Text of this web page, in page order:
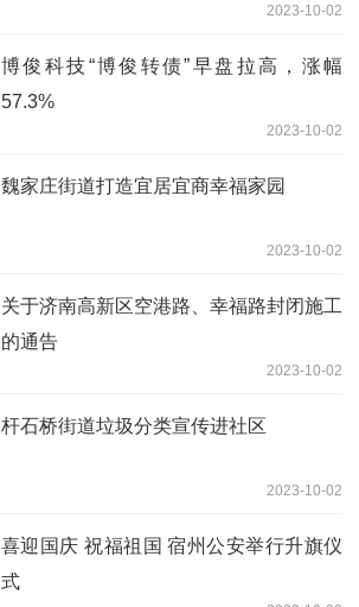
2023-10-02
博俊科技“博俊转债”早盘拉高，涨幅
57.3%
2023-10-02
魏家庄街道打造宜居宜商幸福家园
2023-10-02
关于济南高新区空港路、幸福路封闭施工
的通告
2023-10-02
杆石桥街道垃圾分类宣传进社区
2023-10-02
喜迎国庆 祝福祖国 宿州公安举行升旗仪
式